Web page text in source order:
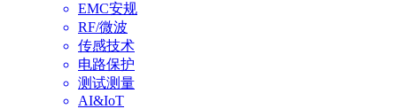
EMC安规
RF/微波
传感技术
电路保护
测试测量
AI&IoT